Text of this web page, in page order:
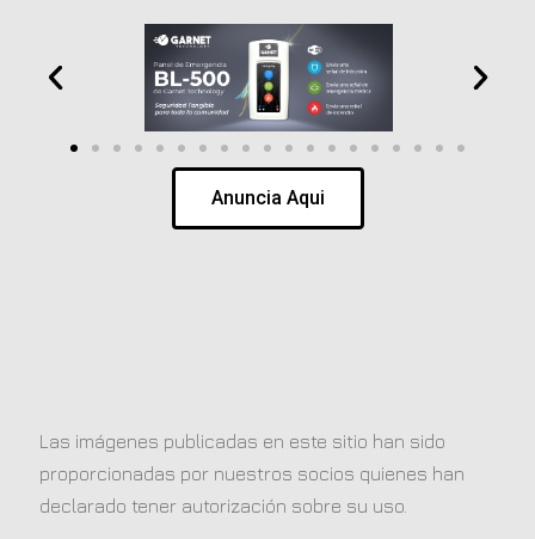
Anuncia Aqui
Las imágenes publicadas en este sitio han sido
proporcionadas por nuestros socios quienes han
declarado tener autorización sobre su uso.